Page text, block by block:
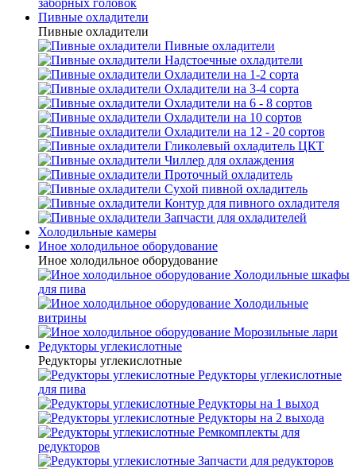
заборных головок
Пивные охладители
Пивные охладители
Пивные охладители
Надстоечные охладители
Охладители на 1-2 сорта
Охладители на 3-4 сорта
Охладители на 6 - 8 сортов
Охладители на 10 сортов
Охладители на 12 - 20 сортов
Гликолевый охладитель ЦКТ
Чиллер для охлаждения
Проточный охладитель
Сухой пивной охладитель
Контур для пивного охладителя
Запчасти для охладителей
Холодильные камеры
Иное холодильное оборудование
Иное холодильное оборудование
Холодильные шкафы
для пива
Холодильные
витрины
Морозильные лари
Редукторы углекислотные
Редукторы углекислотные
Редукторы углекислотные
для пива
Редукторы на 1 выход
Редукторы на 2 выхода
Ремкомплекты для
редукторов
Запчасти для редукторов